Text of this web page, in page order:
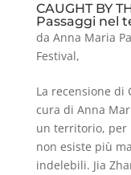
CAUGHT BY
Passaggi nel
da Anna Maria
Festival,
La recensione di
cura di Anna
un territorio, per
non esiste più
indelebili. Jia